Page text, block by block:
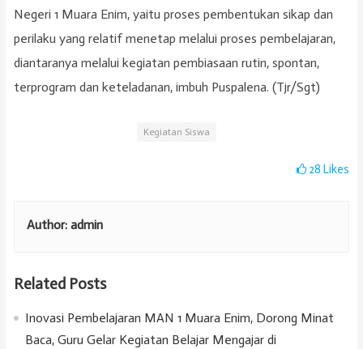
Negeri 1 Muara Enim, yaitu proses pembentukan sikap dan
perilaku yang relatif menetap melalui proses pembelajaran,
diantaranya melalui kegiatan pembiasaan rutin, spontan,
terprogram dan keteladanan, imbuh Puspalena. (Tjr/Sgt)
Kegiatan Siswa
28Likes
Author: admin
Related Posts
Inovasi Pembelajaran MAN 1 Muara Enim, Dorong Minat
Baca, Guru Gelar Kegiatan Belajar Mengajar di